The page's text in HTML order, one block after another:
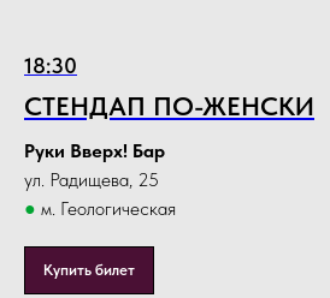
18:30
СТЕНДАП ПО-ЖЕНСКИ
Руки Вверх! Бар
ул. Радищева, 25
● м. Геологическая
Купить билет